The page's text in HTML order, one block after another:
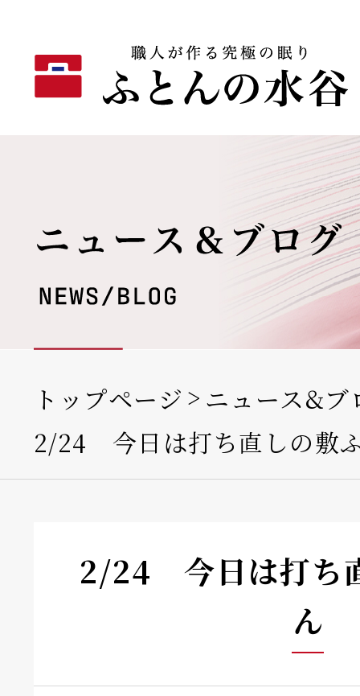
トップページ
ニュース&ブ
2/24 今日は打ち直しの敷
2/24 今日は打ち
ん